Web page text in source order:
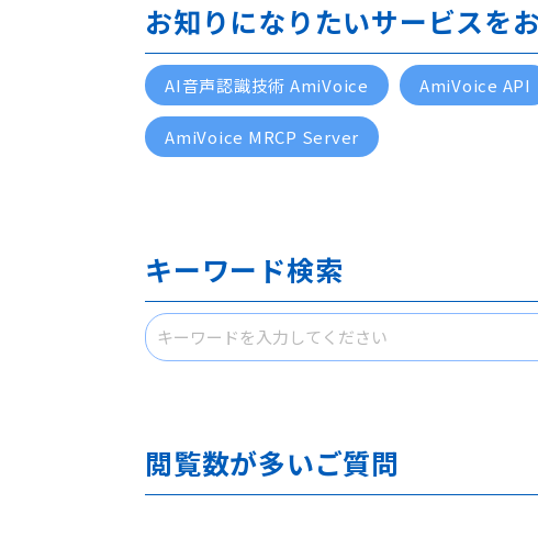
お知りになりたいサービスを
AI音声認識技術 AmiVoice AmiVoice API
AmiVoice MRCP Server
キーワード検索
閲覧数が多いご質問